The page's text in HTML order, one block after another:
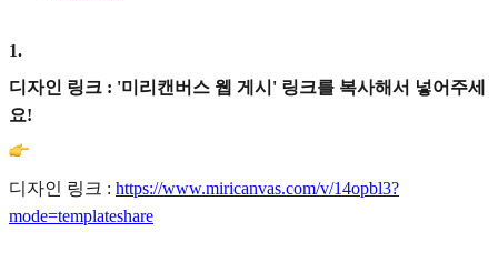
1.
디자인 링크 : '미리캔버스 웹 게시' 링크를 복사해서 넣어주세
요!
디자인 링크 : https://www.miricanvas.com/v/14opbl3?
mode=templateshare